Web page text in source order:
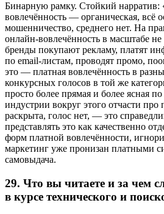
Бинарную рамку. Стойкий нарратив:
вовлечённость — органическая, всё
мошенничество, среднего нет. На
онлайн-вовлечённость в масштабе
бренды покупают рекламу, платят
по email-листам, проводят промо,
это — платная вовлечённость в
конкурсных голосов в той же
просто более прямая и более ясная
индустрии вокруг этого отчасти про
раскрыта, голос нет, — это
представлять это как качественно
форм платной вовлечённости,
маркетинг уже пронизан платными
самовыдача.
29. Что вы читаете и за чем
в курсе технического и